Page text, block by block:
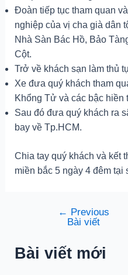
Đoàn tiếp tục tham quan
nghiệp của vị cha già dân
Nhà Sàn Bác Hồ, Bảo
Cột.
Trở về khách sạn làm thủ
Xe đưa quý khách tham
Khổng Tử và các bậc hiền
Sau đó đưa quý khách ra
bay về Tp.HCM.
Chia tay quý khách và kết
miền bắc 5 ngày 4 đêm tại
viết
← Previous
Bài viết
Bài viết mới